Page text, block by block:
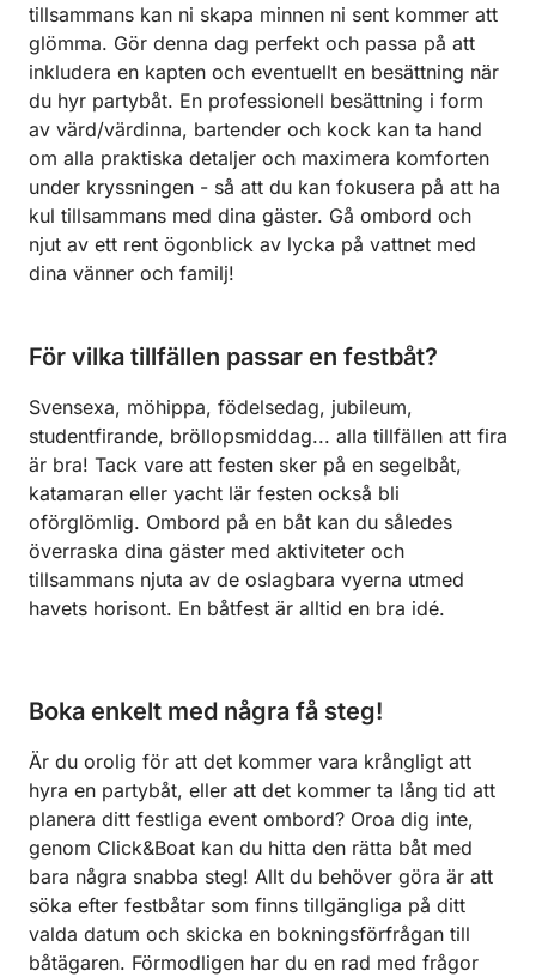
tillsammans kan ni skapa minnen ni sent kommer att
glömma. Gör denna dag perfekt och passa på att
inkludera en kapten och eventuellt en besättning när
du hyr partybåt. En professionell besättning i form
av värd/värdinna, bartender och kock kan ta hand
om alla praktiska detaljer och maximera komforten
under kryssningen - så att du kan fokusera på att ha
kul tillsammans med dina gäster. Gå ombord och
njut av ett rent ögonblick av lycka på vattnet med
dina vänner och familj!
För vilka tillfällen passar en festbåt?
Svensexa, möhippa, födelsedag, jubileum,
studentfirande, bröllopsmiddag... alla tillfällen att fira
är bra! Tack vare att festen sker på en segelbåt,
katamaran eller yacht lär festen också bli
oförglömlig. Ombord på en båt kan du således
överraska dina gäster med aktiviteter och
tillsammans njuta av de oslagbara vyerna utmed
havets horisont. En båtfest är alltid en bra idé.
Boka enkelt med några få steg!
Är du orolig för att det kommer vara krångligt att
hyra en partybåt, eller att det kommer ta lång tid att
planera ditt festliga event ombord? Oroa dig inte,
genom Click&Boat kan du hitta den rätta båt med
bara några snabba steg! Allt du behöver göra är att
söka efter festbåtar som finns tillgängliga på ditt
valda datum och skicka en bokningsförfrågan till
båtägaren. Förmodligen har du en rad med frågor